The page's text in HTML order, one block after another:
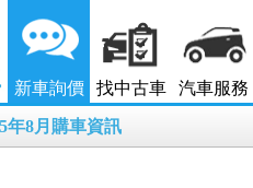
新車詢價 找中古車 汽車服務
年8月購車資訊